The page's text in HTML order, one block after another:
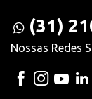
(31)
Nossas Redes